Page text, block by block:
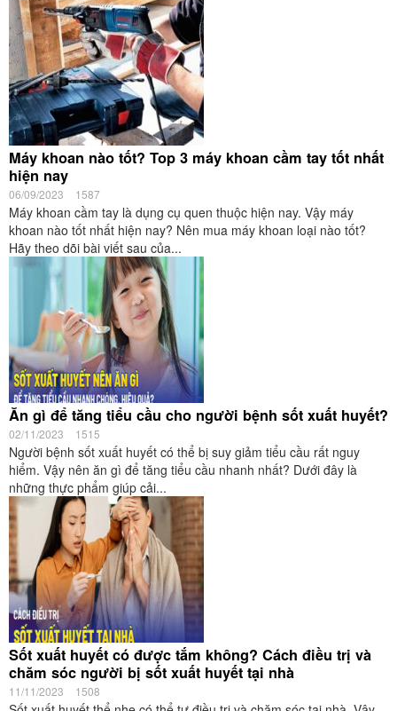
Máy khoan nào tốt? Top 3 máy khoan cầm tay tốt nhất
hiện nay
06/09/2023 1587
Máy khoan cầm tay là dụng cụ quen thuộc hiện nay. Vậy máy
khoan nào tốt nhất hiện nay? Nên mua máy khoan loại nào tốt?
Hãy theo dõi bài viết sau của...
Ăn gì để tăng tiểu cầu cho người bệnh sốt xuất huyết?
02/11/2023 1515
Người bệnh sốt xuất huyết có thể bị suy giảm tiểu cầu rất nguy
hiểm. Vậy nên ăn gì để tăng tiểu cầu nhanh nhất? Dưới đây là
những thực phẩm giúp cải...
Sốt xuất huyết có được tắm không? Cách điều trị và
chăm sóc người bị sốt xuất huyết tại nhà
11/11/2023 1508